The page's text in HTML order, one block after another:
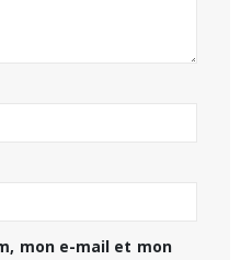
mon e-mail et mon